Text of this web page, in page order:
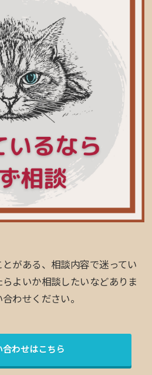
がある、相談内容で迷ってい
よいか相談したいなどありま
わせください。
合わせはこちら